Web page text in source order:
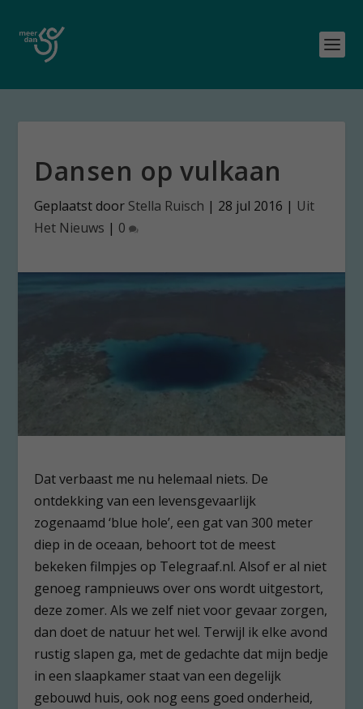
Dansen op vulkaan
Geplaatst door Stella Ruisch | 28 jul 2016 | Uit
Het Nieuws | 0
Dat verbaast me nu helemaal niets. De
ontdekking van een levensgevaarlijk
zogenaamd ‘blue hole’, een gat van 300 meter
diep in de oceaan, behoort tot de meest
bekeken filmpjes op Telegraaf.nl. Alsof er al niet
genoeg rampnieuws over ons wordt uitgestort,
deze zomer. Als we zelf niet voor gevaar zorgen,
dan doet de natuur het wel. Terwijl ik elke avond
rustig slapen ga, met de gedachte dat mijn bedje
in een slaapkamer staat van een degelijk
gebouwd huis, ook nog eens goed onderheid,